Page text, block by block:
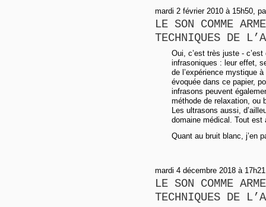
mardi 2 février 2010 à 15h50,
LE SON COMME
TECHNIQUES DE
Oui, c’est très juste -
infrasoniques : leur effet,
de l’expérience mystique
évoquée dans ce papier,
infrasons peuvent
méthode de relaxation, ou
Les ultrasons aussi,
domaine médical. Tout est
Quant au bruit blanc, j’en
mardi 4 décembre 2018 à
LE SON COMME
TECHNIQUES DE